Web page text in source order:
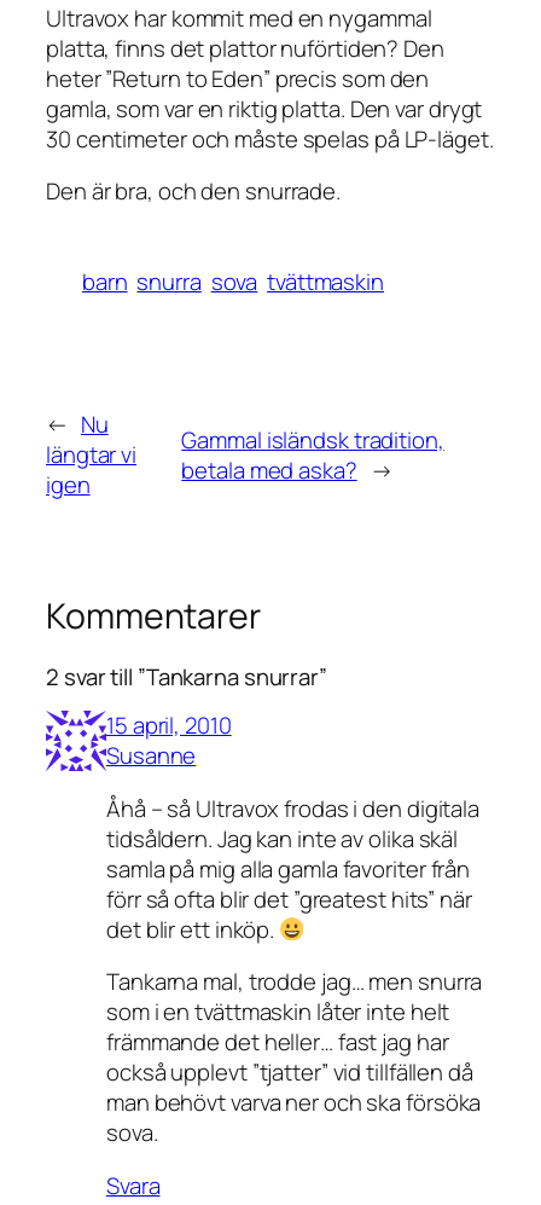
Ultravox har kommit med en nygammal
platta, finns det plattor nuförtiden? Den
heter ”Return to Eden” precis som den
gamla, som var en riktig platta. Den var drygt
30 centimeter och måste spelas på LP-läget.
Den är bra, och den snurrade.
barn snurra sova tvättmaskin
← Nu
längtar vi
igen
Gammal isländsk tradition,
betala med aska? →
Kommentarer
2 svar till ”Tankarna snurrar”
15 april, 2010
Susanne
Åhå – så Ultravox frodas i den digitala
tidsåldern. Jag kan inte av olika skäl
samla på mig alla gamla favoriter från
förr så ofta blir det ”greatest hits” när
det blir ett inköp.
Tankarna mal, trodde jag… men snurra
som i en tvättmaskin låter inte helt
främmande det heller… fast jag har
också upplevt ”tjatter” vid tillfällen då
man behövt varva ner och ska försöka
sova.
Svara